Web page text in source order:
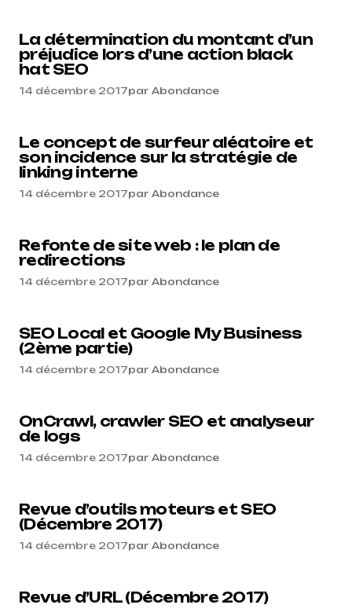
La détermination du montant d’un
préjudice lors d’une action black
hat SEO
14 décembre 2017par Abondance
Le concept de surfeur aléatoire et
son incidence sur la stratégie de
linking interne
14 décembre 2017par Abondance
Refonte de site web : le plan de
redirections
14 décembre 2017par Abondance
SEO Local et Google My Business
(2ème partie)
14 décembre 2017par Abondance
OnCrawl, crawler SEO et analyseur
de logs
14 décembre 2017par Abondance
Revue d’outils moteurs et SEO
(Décembre 2017)
14 décembre 2017par Abondance
Revue d’URL (Décembre 2017)